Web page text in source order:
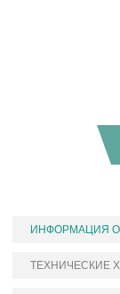
ИНФОРМАЦИЯ О
ТЕХНИЧЕСКИЕ